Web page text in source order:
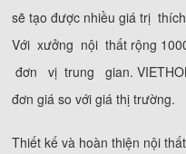
sẽ tạo được nhiều giá trị
Với xưởng nội thất rộng
đơn vị trung gian.
đơn giá so với giá thị trường.
Thiết kế và hoàn thiện nội